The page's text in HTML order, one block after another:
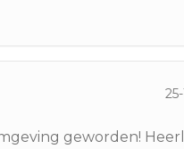
geworden!